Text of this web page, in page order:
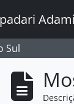
Adami
Sul